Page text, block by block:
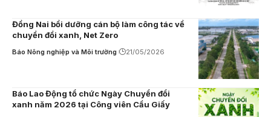
Đồng Nai bồi dưỡng cán bộ làm công tác về
chuyển đổi xanh, Net Zero
Báo Nông nghiệp và Môi trường 21/05/2026
Báo Lao Động tổ chức Ngày Chuyển đổi
xanh năm 2026 tại Công viên Cầu Giấy